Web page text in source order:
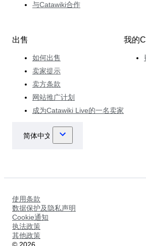
与Catawiki合作
出售
如何出售
卖家提示
卖方条款
网站推广计划
成为Catawiki Live的一名卖家
我的
使用条款
数据保护及隐私声明
Cookie通知
执法政策
其他政策